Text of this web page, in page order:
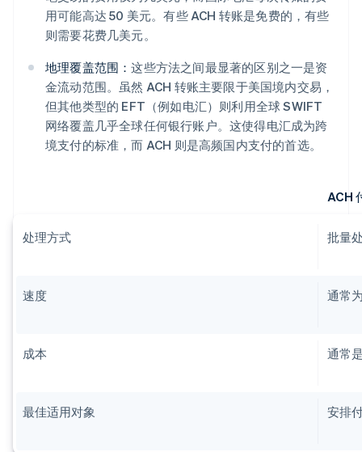
用可能高达 50 美元。有些 ACH 转账是免费的，有些
则需要花费几美元。
地理覆盖范围：这些方法之间最显著的区别之一是资
金流动范围。虽然 ACH 转账主要限于美国境内交易，
但其他类型的 EFT（例如电汇）则利用全球 SWIFT
网络覆盖几乎全球任何银行账户。这使得电汇成为跨
境支付的标准，而 ACH 则是高频国内支付的首选。
ACH
处理方式 批量
速度 通常
成本 通常
最佳适用对象 安排